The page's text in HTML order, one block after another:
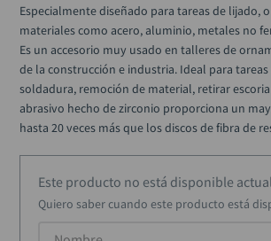
Especialmente diseñado para tareas de lijado,
materiales como acero, aluminio, metales no
Es un accesorio muy usado en talleres de
de la construcción e industria. Ideal para
soldadura, remoción de material, retirar
abrasivo hecho de zirconio proporciona un
hasta 20 veces más que los discos de fibra de
Este producto no está disponible
Quiero saber cuando este producto está